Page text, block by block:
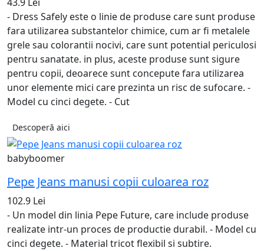
- Dress Safely este o linie de produse care sunt produse
fara utilizarea substantelor chimice, cum ar fi metalele
grele sau colorantii nocivi, care sunt potential periculosi
pentru sanatate. in plus, aceste produse sunt sigure
pentru copii, deoarece sunt concepute fara utilizarea
unor elemente mici care prezinta un risc de sufocare. -
Model cu cinci degete. - Cut
Descoperă aici
babyboomer
Pepe Jeans manusi copii culoarea roz
102.9 Lei
- Un model din linia Pepe Future, care include produse
realizate intr-un proces de productie durabil. - Model cu
cinci degete. - Material tricot flexibil si subtire.